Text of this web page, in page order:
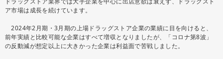
ア市場は成長を続けています。
2024年2月期・3月期の上場ドラッグストア企業の業績に目を向けると、
前年実績と比較可能な企業はすべて増収となりましたが、「コロナ第8波」
の反動減が想定以上に大きかった企業は利益面で苦戦しました。